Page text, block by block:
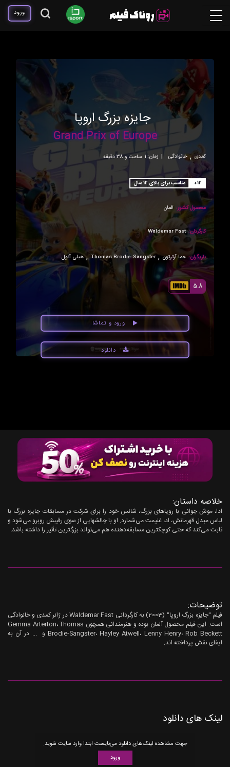
ورود
جایزه بزرگ اروپا
Grand Prix of Europe
کمدی , خانوادگی | زمان:1ساعت و 38 دقیقه
+12 مناسب برای بالای 12 سال
محصول کشور: آلمان
کارگردان: Waldemar Fast
بازیگران: جما آرترتون ,
Thomas Brodie-Sangster
, هیلی آتول
5.8
ورود و تماشا
دانلود
خلاصه داستان:
ادا، موش جوانی با رویاهای بزرگ، شانس خود را برای شرکت در مسابقات جایزه بزرگ با
لباس مبدل قهرمانش، اد، غنیمت می‌شمارد. او با چالشهایی از سوی رقیبش روبرو می‌شود و
ثابت می‌کند که حتی کوچکترین مسابقه‌دهنده هم می‌تواند بزرگترین تأثیر را داشته باشد.
توضیحات:
فیلم "جایزه بزرگ اروپا" (2003) به کارگردانی Waldemar Fast در ژانر کمدی و خانوادگی
است. این فیلم محصول آلمان بوده و هنرمندانی همچون Gemma Arterton، Thomas
Brodie-Sangster، Hayley Atwell، Lenny Henry، Rob Beckett و ... در آن به
ایفای نقش پرداخته اند.
لینک های دانلود
جهت مشاهده لینک‌های دانلود می‌بایست ابتدا وارد سایت شوید.
ورود